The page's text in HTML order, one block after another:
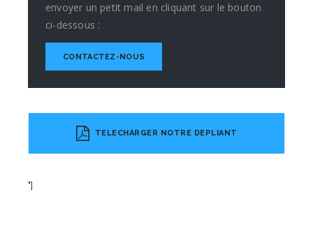
envoyer un petit mail en cliquant sur le bouton
ci-dessous :
CONTACTEZ-NOUS
TELECHARGER NOTRE DEPLIANT
"]